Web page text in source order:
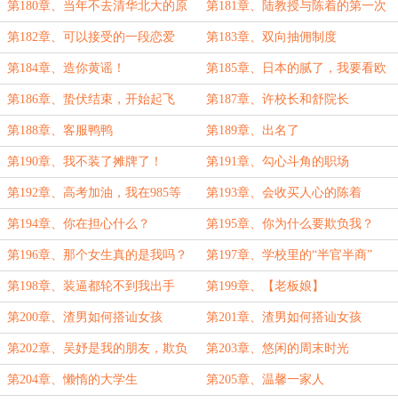
第180章、当年不去清华北大的原
因
第181章、陆教授与陈着的第一次
交锋
第182章、可以接受的一段恋爱 第183章、双向抽佣制度
第184章、造你黄谣！ 第185章、日本的腻了，我要看欧
美的！
第186章、蛰伏结束，开始起飞 第187章、许校长和舒院长
第188章、客服鸭鸭 第189章、出名了
第190章、我不装了摊牌了！ 第191章、勾心斗角的职场
第192章、高考加油，我在985等
你！（标题即祝福）
第193章、会收买人心的陈着
第194章、你在担心什么？ 第195章、你为什么要欺负我？
第196章、那个女生真的是我吗？ 第197章、学校里的“半官半商”
第198章、装逼都轮不到我出手 第199章、【老板娘】
第200章、渣男如何搭讪女孩
（上）
第201章、渣男如何搭讪女孩
（下）
第202章、吴妤是我的朋友，欺负
她打断腿！
第203章、悠闲的周末时光
第204章、懒惰的大学生 第205章、温馨一家人